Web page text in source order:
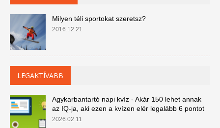
Milyen téli sportokat szeretsz?
2016.12.21
LEGAKTÍVABB
Agykarbantartó napi kvíz - Akár 150 lehet annak
az IQ-ja, aki ezen a kvízen elér legalább 6 pontot
2026.02.11